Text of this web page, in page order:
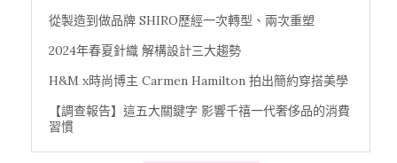
從製造到做品牌 SHIRO歷經一次轉型、兩次重塑
2024年春夏針織 解構設計三大趨勢
H&M x時尚博主 Carmen Hamilton 拍出簡約穿搭美學
【調查報告】這五大關鍵字 影響千禧一代奢侈品的消費
習慣